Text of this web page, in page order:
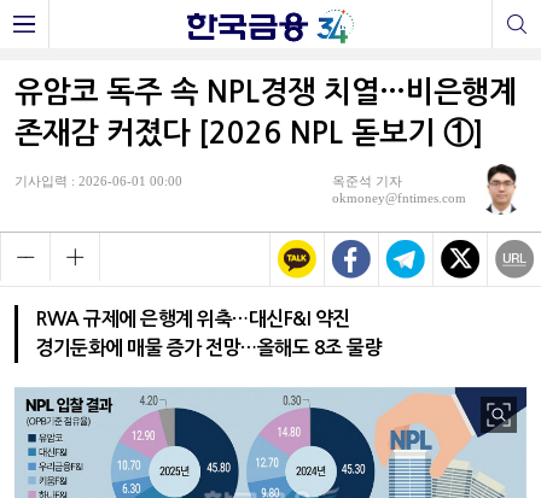
유암코 독주 속 NPL경쟁 치열…비은행계
존재감 커졌다 [2026 NPL 돋보기 ①]
기사입력 : 2026-06-01 00:00
옥준석 기자
okmoney@fntimes.com
RWA 규제에 은행계 위축…대신F&I 약진
경기둔화에 매물 증가 전망…올해도 8조 물량